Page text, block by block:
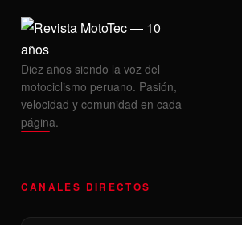
Diez años siendo la voz del
motociclismo peruano. Pasión,
velocidad y comunidad en cada
página.
CANALES DIRECTOS